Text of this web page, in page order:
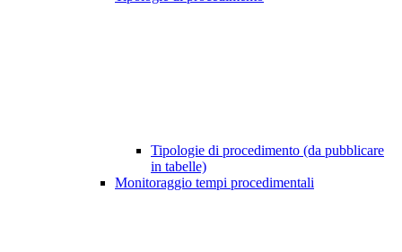
Tipologie di procedimento (da pubblicare
in tabelle)
Monitoraggio tempi procedimentali